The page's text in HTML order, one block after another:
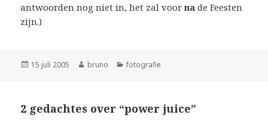
antwoorden nog niet in, het zal voorna de Feesten
zijn.)
Geplaatst
15 juli 2005 Auteur
bruno Categorieën
fotografie
2 gedachtes over “power juice”